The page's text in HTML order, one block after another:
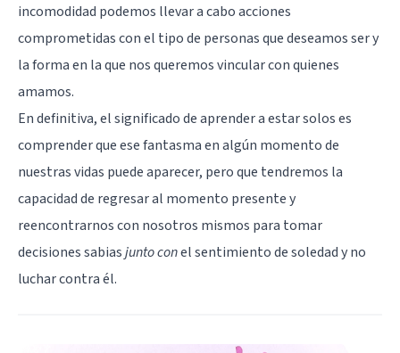
incomodidad podemos llevar a cabo acciones
comprometidas con el tipo de personas que deseamos ser y
la forma en la que nos queremos vincular con quienes
amamos.
En definitiva, el significado de aprender a estar solos es
comprender que ese fantasma en algún momento de
nuestras vidas puede aparecer, pero que tendremos la
capacidad de regresar al momento presente y
reencontrarnos con nosotros mismos para tomar
decisiones sabiasjunto conel sentimiento de soledad y no
luchar contra él.